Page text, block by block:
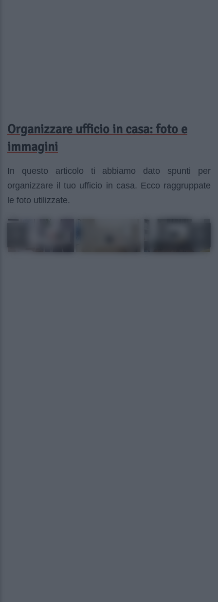
Organizzare ufficio in casa: foto e
immagini
In questo articolo ti abbiamo dato spunti per
organizzare il tuo ufficio in casa. Ecco raggruppate
le foto utilizzate.